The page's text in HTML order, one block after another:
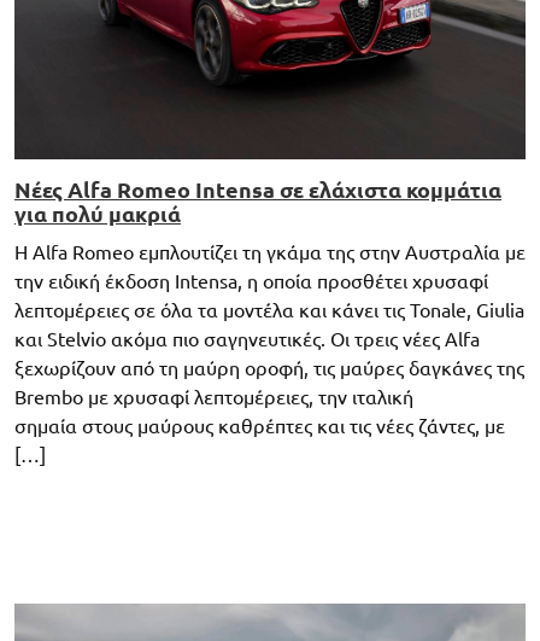
Νέες Alfa Romeo Intensa σε ελάχιστα κομμάτια
για πολύ μακριά
Η Alfa Romeo εμπλουτίζει τη γκάμα της στην Αυστραλία με
την ειδική έκδοση Intensa, η οποία προσθέτει χρυσαφί
λεπτομέρειες σε όλα τα μοντέλα και κάνει τις Tonale, Giulia
και Stelvio ακόμα πιο σαγηνευτικές. Οι τρεις νέες Alfa
ξεχωρίζουν από τη μαύρη οροφή, τις μαύρες δαγκάνες της
Brembo με χρυσαφί λεπτομέρειες, την ιταλική
σημαία στους μαύρους καθρέπτες και τις νέες ζάντες, με
[…]